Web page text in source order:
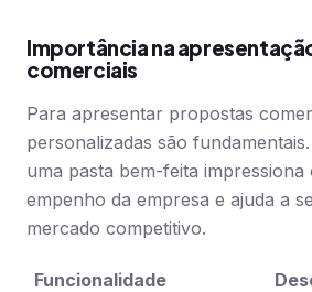
Importância na
comerciais
Para apresentar propostas
personalizadas são
uma pasta bem-feita
empenho da empresa e ajuda a
mercado competitivo.
Funcionalidade